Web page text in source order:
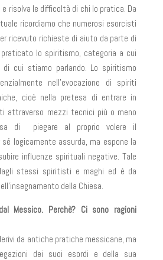
e risolva le difficoltà di chi lo pratica. Da
ricordiamo che numerosi esorcisti
ricevuto richieste di aiuto da parte di
praticato lo spiritismo, categoria a cui
cui stiamo parlando. Lo spiritismo
nell’evocazione di spiriti
cioè nella pretesa di entrare in
attraverso mezzi tecnici più o meno
di piegare al proprio volere il
logicamente assurda, ma espone la
influenze spirituali negative. Tale
stessi spiritisti e maghi ed è da
della Chiesa.
Messico. Perchè? Ci sono ragioni
da antiche pratiche messicane, ma
dei suoi esordi e della sua